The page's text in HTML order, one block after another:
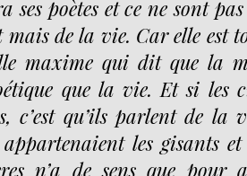
ses poètes et ce ne sont pas
de la vie. Car elle est
maxime qui dit que la
que la vie. Et si les
c’est qu’ils parlent de la
les gisants et
n’a de sens que pour